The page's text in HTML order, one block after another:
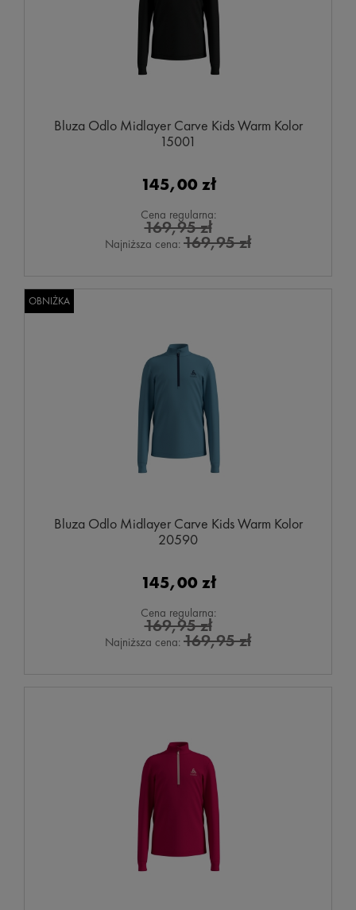
Bluza Odlo Midlayer Carve Kids Warm Kolor
15001
145,00 zł
Cena regularna:
169,95 zł
Najniższa cena: 169,95 zł
Bluza Odlo Midlayer Carve Kids Warm Kolor
20590
145,00 zł
Cena regularna:
169,95 zł
Najniższa cena: 169,95 zł
OBNIŻKA